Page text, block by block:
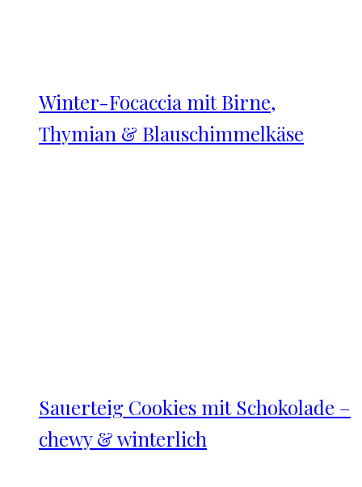
Winter-Focaccia mit Birne,
Thymian & Blauschimmelkäse
Sauerteig Cookies mit Schokolade –
chewy & winterlich